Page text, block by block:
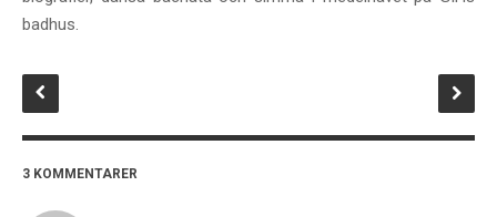
badhus.
3 KOMMENTARER